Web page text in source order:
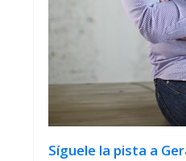
Síguele la pista a